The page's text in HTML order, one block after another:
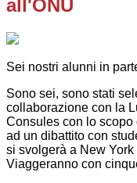
all'ONU
Sei nostri alunni in
Sono sei, sono stati
collaborazione con la
Consules con lo
ad un dibattito con
si svolgerà a New
Viaggeranno con